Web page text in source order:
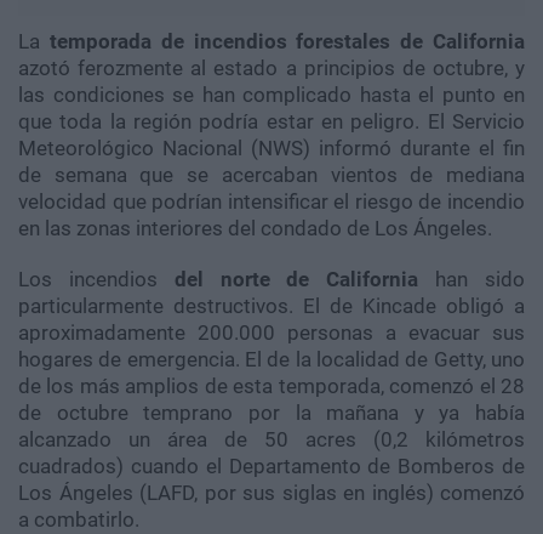
La temporada de incendios forestales de California
azotó ferozmente al estado a principios de octubre, y
las condiciones se han complicado hasta el punto en
que toda la región podría estar en peligro. El Servicio
Meteorológico Nacional (NWS) informó durante el fin
de semana que se acercaban vientos de mediana
velocidad que podrían intensificar el riesgo de incendio
en las zonas interiores del condado de Los Ángeles.
Los incendios d el norte de California han sido
particularmente destructivos. El de Kincade obligó a
aproximadamente 200.000 personas a evacuar sus
hogares de emergencia. El de la localidad de Getty, uno
de los más amplios de esta temporada, comenzó el 28
de octubre temprano por la mañana y ya había
alcanzado un área de 50 acres (0,2 kilómetros
cuadrados) cuando el Departamento de Bomberos de
Los Ángeles (LAFD, por sus siglas en inglés) comenzó
a combatirlo.